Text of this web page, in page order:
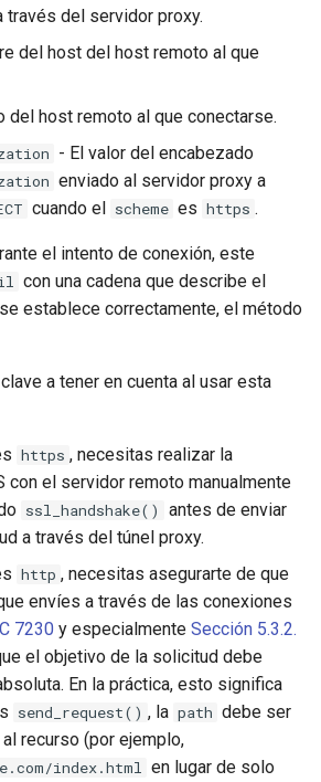
través del servidor proxy.
del host del host remoto al que
del host remoto al que conectarse.
- El valor del encabezado
enviado al servidor proxy a
cuando el scheme es https .
el intento de conexión, este
con una cadena que describe el
establece correctamente, el método
a tener en cuenta al usar esta
https , necesitas realizar la
con el servidor remoto manualmente
ssl_handshake()
antes de enviar
a través del túnel proxy.
http , necesitas asegurarte de que
envíes a través de las conexiones
7230 y especialmente Sección 5.3.2.
el objetivo de la solicitud debe
En la práctica, esto significa
send_request() , la path debe ser
recurso (por ejemplo,
index.html en lugar de solo